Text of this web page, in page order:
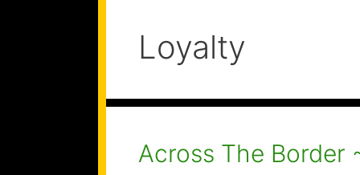
Loyalty
Across The Border